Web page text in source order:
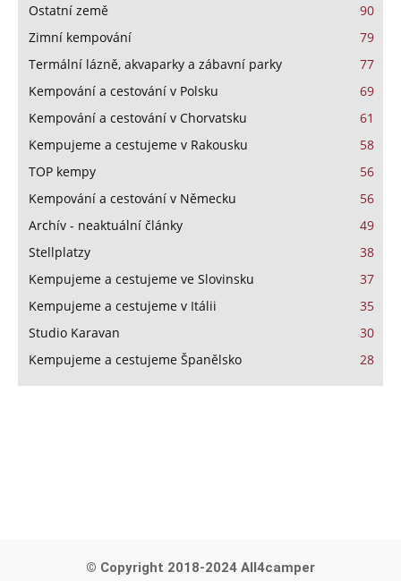
Ostatní země
90
Zimní kempování
79
Termální lázně, akvaparky a zábavní parky
77
Kempování a cestování v Polsku
69
Kempování a cestování v Chorvatsku
61
Kempujeme a cestujeme v Rakousku
58
TOP kempy
56
Kempování a cestování v Německu
56
Archív - neaktuální články
49
Stellplatzy
38
Kempujeme a cestujeme ve Slovinsku
37
Kempujeme a cestujeme v Itálii
35
Studio Karavan
30
Kempujeme a cestujeme Španělsko
28
© Copyright 2018-2024 All4camper